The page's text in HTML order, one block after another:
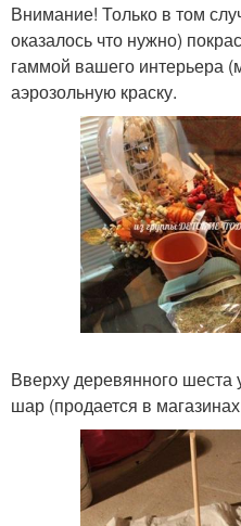
Внимание! Только в том
оказалось что нужно)
гаммой вашего интерьера
аэрозольную краску.
Вверху деревянного шеста
шар (продается в